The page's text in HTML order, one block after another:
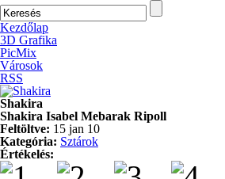
Kezdőlap
3D Grafika
PicMix
Városok
RSS
Shakira
Shakira Isabel Mebarak Ripoll
Feltöltve: 15 jan 10
Kategória: Sztárok
Értékelés: